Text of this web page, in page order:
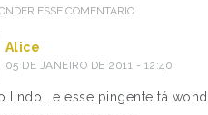
ESSE COMENTÁRIO
Alice
05 DE JANEIRO DE 2011 - 12:40
lindo… e esse pingente tá